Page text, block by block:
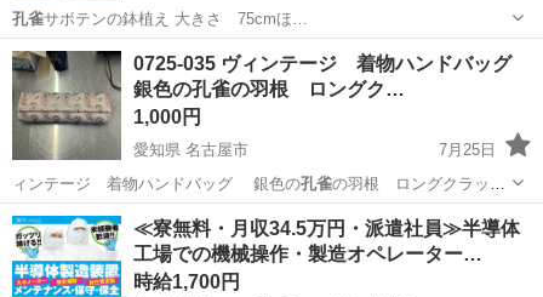
孔雀
サボテンの鉢植え 大きさ 75cmほ…
神奈川 川崎市 孔雀
0725-035 ヴィンテージ 着物ハンドバッグ
銀色の孔雀の羽根 ロングク…
1,000円
愛知県 名古屋市
7月25日
ィンテージ 着物ハンドバッグ 銀色の孔雀の羽根 ロングクラッチ
【状…
愛知 名古屋市 小物 孔雀
≪寮無料・月収34.5万円・派遣社員≫半導体
工場での機械操作・製造オペレーター…
時給1,700円